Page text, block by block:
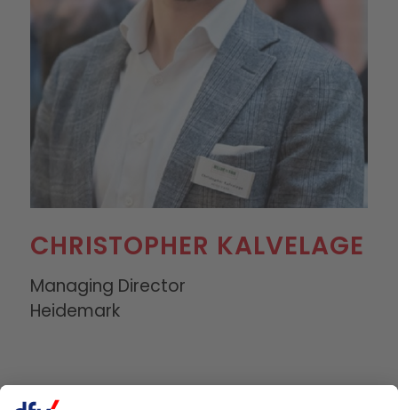
CHRISTOPHER KALVELAGE
Managing Director
Heidemark